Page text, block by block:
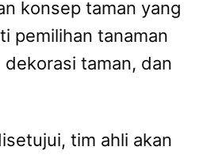
konsep taman yang
pemilihan tanaman
taman, dan
tim ahli akan